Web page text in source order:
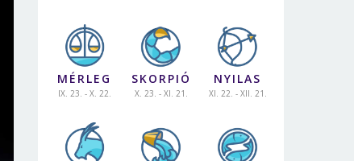
MÉRLEG
IX. 23. - X. 22.
SKORPIÓ
X. 23. - XI. 21.
NYILAS
XI. 22. - XII. 21.